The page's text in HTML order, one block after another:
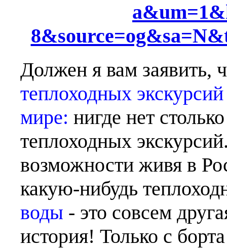
Должен я вам заявить,
теплоходных
мире: нигде нет
теплоходных
возможности живя в
какую-нибудь
воды - это совсем
история! Только с